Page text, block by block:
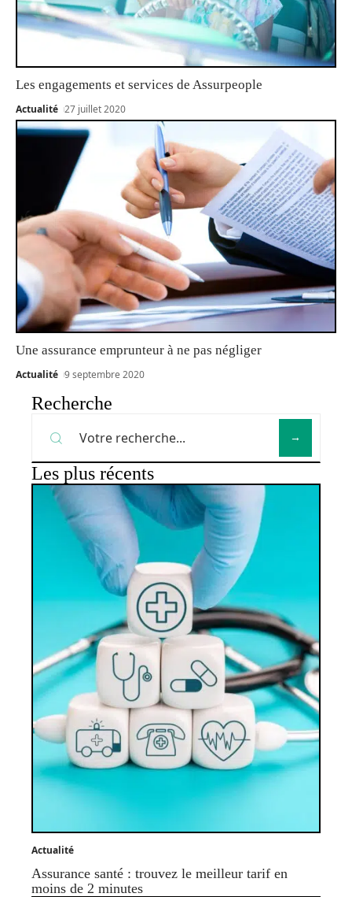
Les engagements et services de Assurpeople
Actualité 27 juillet 2020
Une assurance emprunteur à ne pas négliger
Actualité 9 septembre 2020
Recherche
Les plus récents
Actualité
Assurance santé : trouvez le meilleur tarif en
moins de 2 minutes